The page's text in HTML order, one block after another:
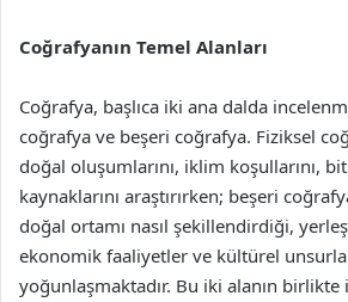
Coğrafyanın Temel Alanları
Coğrafya, başlıca iki ana dalda
coğrafya ve beşeri coğrafya. Fiziksel
doğal oluşumlarını, iklim koşullarını,
kaynaklarını araştırırken; beşeri
doğal ortamı nasıl şekillendirdiği,
ekonomik faaliyetler ve kültürel
yoğunlaşmaktadır. Bu iki alanın birlikte